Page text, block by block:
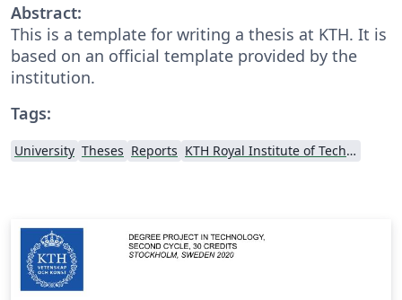
Abstract:
This is a template for writing a thesis at KTH. It is
based on an official template provided by the
institution.
Tags:
University Theses Reports KTH Royal Institute of Technology